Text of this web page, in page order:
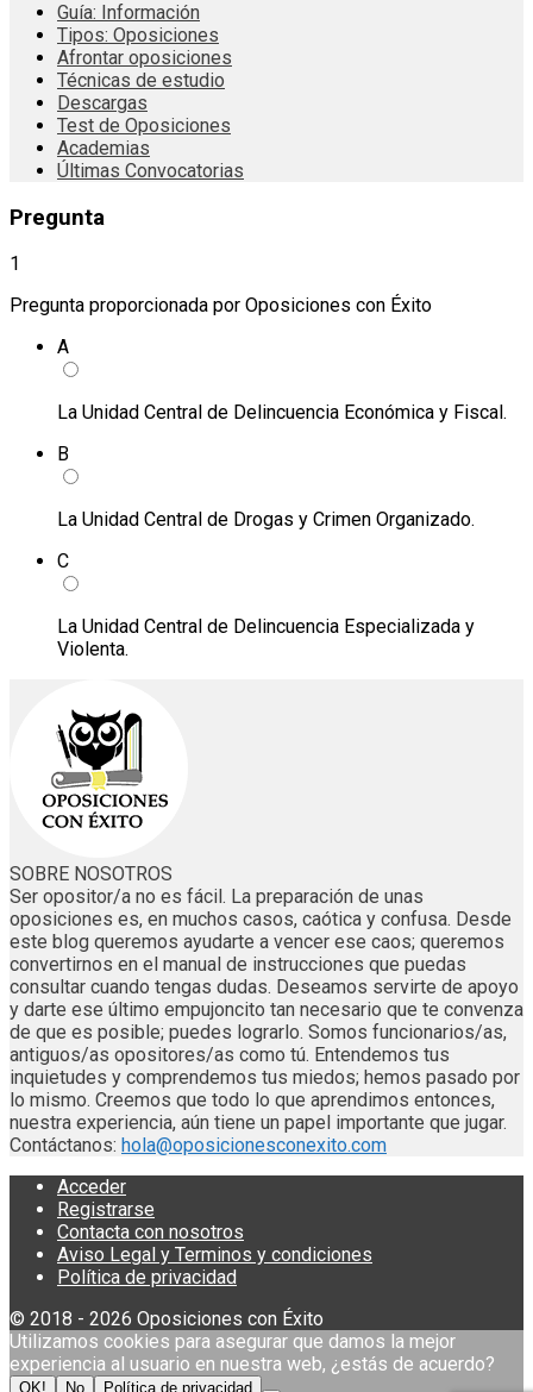
Guía: Información
Tipos: Oposiciones
Afrontar oposiciones
Técnicas de estudio
Descargas
Test de Oposiciones
Academias
Últimas Convocatorias
Pregunta
1
Pregunta proporcionada por Oposiciones con Éxito
A
La Unidad Central de Delincuencia Económica y Fiscal.
B
La Unidad Central de Drogas y Crimen Organizado.
C
La Unidad Central de Delincuencia Especializada y
Violenta.
SOBRE NOSOTROS
Ser opositor/a no es fácil. La preparación de unas
oposiciones es, en muchos casos, caótica y confusa. Desde
este blog queremos ayudarte a vencer ese caos; queremos
convertirnos en el manual de instrucciones que puedas
consultar cuando tengas dudas. Deseamos servirte de apoyo
y darte ese último empujoncito tan necesario que te convenza
de que es posible; puedes lograrlo. Somos funcionarios/as,
antiguos/as opositores/as como tú. Entendemos tus
inquietudes y comprendemos tus miedos; hemos pasado por
lo mismo. Creemos que todo lo que aprendimos entonces,
nuestra experiencia, aún tiene un papel importante que jugar.
Contáctanos: hola@oposicionesconexito.com
Acceder
Registrarse
Contacta con nosotros
Aviso Legal y Terminos y condiciones
Política de privacidad
© 2018 - 2026 Oposiciones con Éxito
Utilizamos cookies para asegurar que damos la mejor
experiencia al usuario en nuestra web, ¿estás de acuerdo?
OK! No Política de privacidad